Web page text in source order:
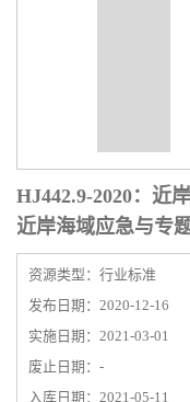
HJ442.9-2020：近
近岸海域应急与专
资源类型：行业标准
发布日期：2020-12-16
实施日期：2021-03-01
废止日期：-
入库日期：2021-05-11